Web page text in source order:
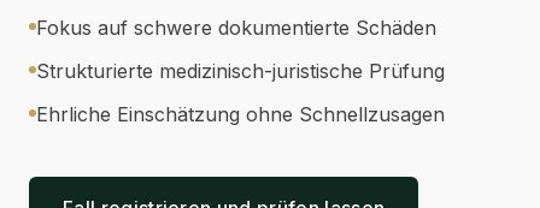
Fokus auf schwere dokumentierte Schäden
Strukturierte medizinisch-juristische Prüfung
Ehrliche Einschätzung ohne Schnellzusagen